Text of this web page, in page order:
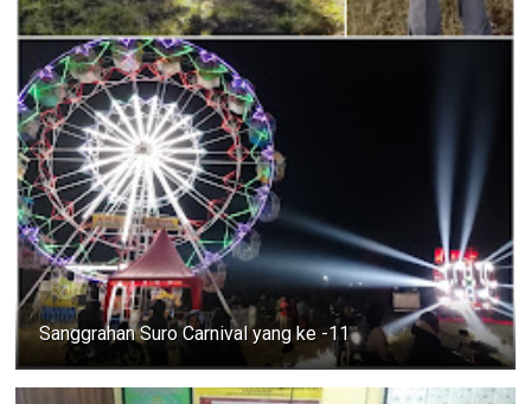
Sanggrahan Suro Carnival yang ke -11